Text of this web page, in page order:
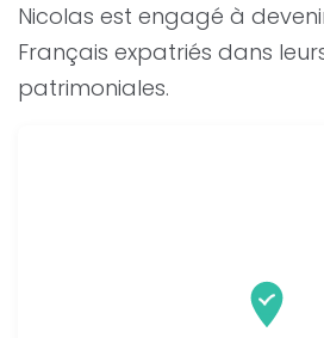
Nicolas est engagé à
Français expatriés dans
patrimoniales.